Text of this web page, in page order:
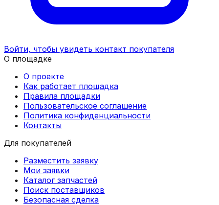
Войти, чтобы увидеть контакт покупателя
О площадке
О проекте
Как работает площадка
Правила площадки
Пользовательское соглашение
Политика конфиденциальности
Контакты
Для покупателей
Разместить заявку
Мои заявки
Каталог запчастей
Поиск поставщиков
Безопасная сделка